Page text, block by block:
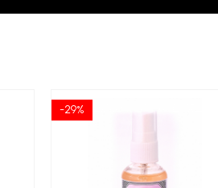
-29%